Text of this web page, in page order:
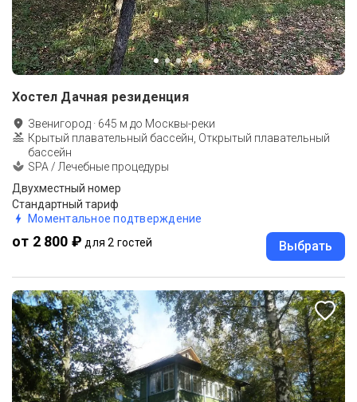
Хостел Дачная резиденция
Звенигород · 645 м до Москвы-реки
Крытый плавательный бассейн, Открытый плавательный
бассейн
SPA / Лечебные процедуры
Двухместный номер
Стандартный тариф
Моментальное подтверждение
от 2 800 ₽ для 2 гостей Выбрать